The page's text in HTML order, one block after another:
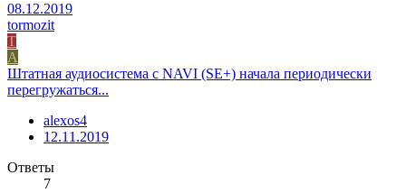
08.12.2019
tormozit
T
A
Штатная аудиосистема с NAVI (SE+) начала периодически
перегружаться...
alexos4
12.11.2019
Ответы
7